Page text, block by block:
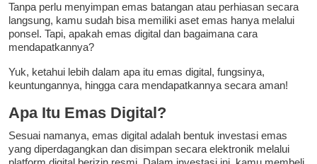
Tanpa perlu menyimpan emas batangan atau perhiasan secara
langsung, kamu sudah bisa memiliki aset emas hanya melalui
ponsel. Tapi, apakah emas digital dan bagaimana cara
mendapatkannya?
Yuk, ketahui lebih dalam apa itu emas digital, fungsinya,
keuntungannya, hingga cara mendapatkannya secara aman!
Apa Itu Emas Digital?
Sesuai namanya, emas digital adalah bentuk investasi emas
yang diperdagangkan dan disimpan secara elektronik melalui